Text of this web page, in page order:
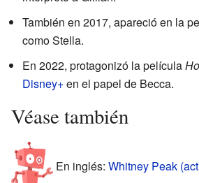
También en 2017, apareció en la
como Stella.
En 2022, protagonizó la película
Disney+en el papel de Becca.
Véase también
En inglés: Whitney Peak